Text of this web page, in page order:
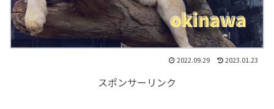
2022.09.29 2023.01.23
スポンサーリンク